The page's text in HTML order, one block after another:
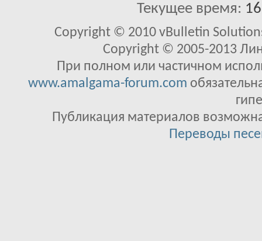
Текущее время:
Copyright © 2010 vBulletin
Copyright © 2005-2013
При полном или частичном
www.amalgama-forum.com
Публикация материалов
Переводы